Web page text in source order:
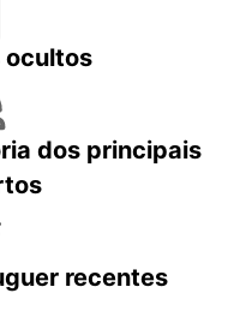
ocultos
dos principais
recentes